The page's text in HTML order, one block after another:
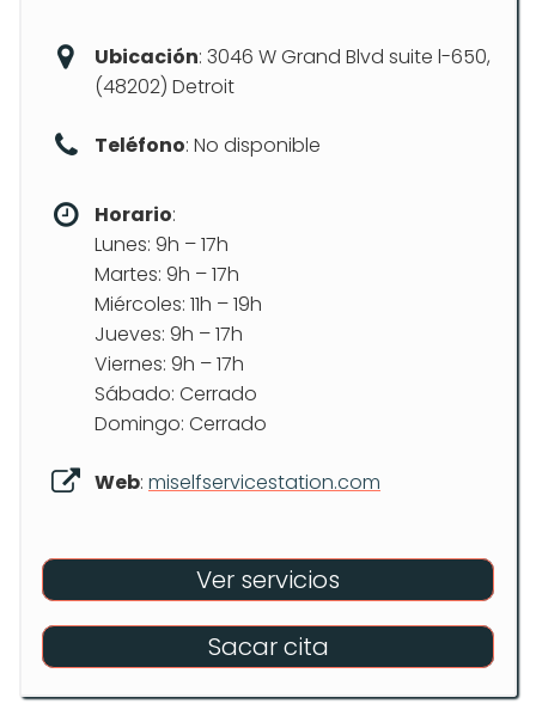
Ubicación: 3046 W Grand Blvd suite l-650,
(48202) Detroit
Teléfono: No disponible
Horario:
Lunes: 9h – 17h
Martes: 9h – 17h
Miércoles: 11h – 19h
Jueves: 9h – 17h
Viernes: 9h – 17h
Sábado: Cerrado
Domingo: Cerrado
Web: miselfservicestation.com
Ver servicios
Sacar cita